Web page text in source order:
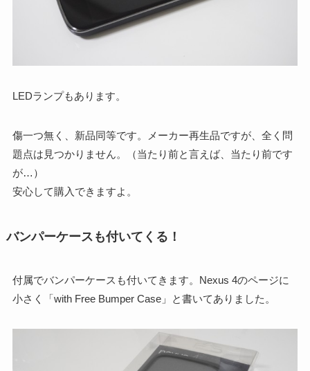
LEDランプもあります。
傷一つ無く、新品同等です。メーカー再生品ですが、全く問
題点は見つかりません。（当たり前と言えば、当たり前です
が…）
安心して購入できますよ。
バンパーケースも付いてくる！
付属でバンパーケースも付いてきます。Nexus 4のページに
小さく「with Free Bumper Case」と書いてありました。